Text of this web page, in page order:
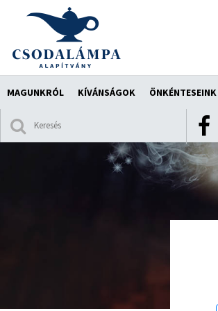
MAGUNKRÓL KÍVÁNSÁGOK ÖNKÉNTESEINK